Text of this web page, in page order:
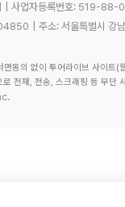
사업자등록번호: 519-88-
주소: 서울특별시 강
면동의 없이 투어라이브 사이트(
전재, 전송, 스크래핑 등 무단